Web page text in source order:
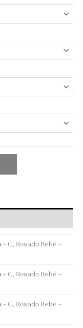
C, Rosado Bebé –
C, Rosado Bebé –
C, Rosado Bebé –